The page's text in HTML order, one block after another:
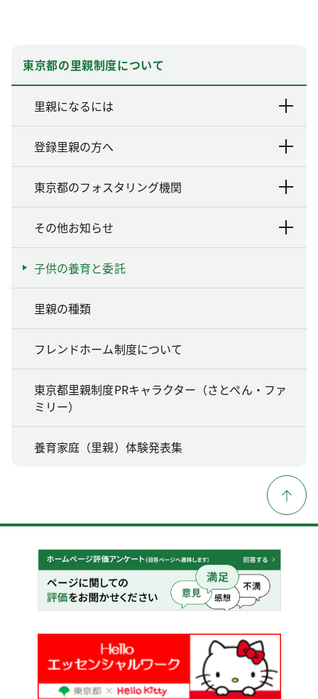
東京都の里親制度について
里親になるには
登録里親の方へ
東京都のフォスタリング機関
その他お知らせ
子供の養育と委託
里親の種類
フレンドホーム制度について
東京都里親制度PRキャラクター（さとぺん・ファ
ミリー）
養育家庭（里親）体験発表集